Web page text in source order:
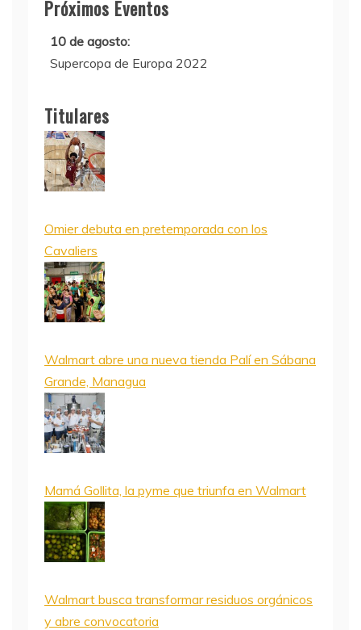
Próximos Eventos
10 de agosto:
Supercopa de Europa 2022
Campeonato Europeo de Natación 2022
Titulares
Omier debuta en pretemporada con los
Cavaliers
Walmart abre una nueva tienda Palí en Sábana
Grande, Managua
Mamá Gollita, la pyme que triunfa en Walmart
Walmart busca transformar residuos orgánicos
y abre convocatoria